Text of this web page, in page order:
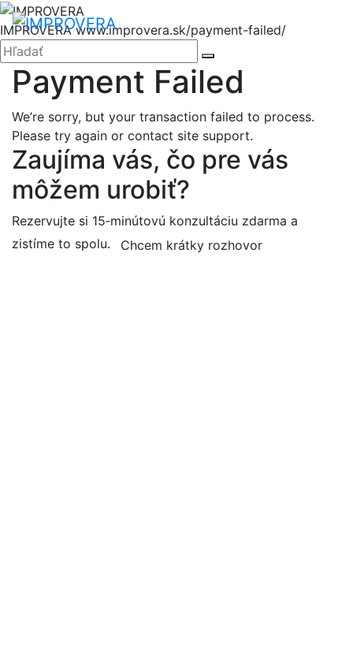
Hore
IMPROVERAwww.improvera.sk/payment-failed/
Zatvoriť
Hľadať:
Payment Failed
We’re sorry, but your transaction failed to process.
Please try again or contact site support.
Zaujíma vás, čo pre vás
môžem urobiť?
Rezervujte si 15‑minútovú konzultáciu zdarma a
zistíme to spolu.
Chcem krátky rozhovor